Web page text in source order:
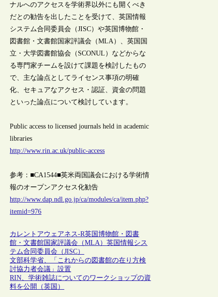
ナルへのアクセスを学術界以外にも開くべき
だとの勧告を出したことを受けて、英国情報
システム合同委員会（JISC）や英国博物館・
図書館・文書館国家評議会（MLA）、英国国
立・大学図書館協会（SCONUL）などからな
る専門家チームを設けて課題を検討したもの
で、主な論点としてライセンス事項の明確
化、セキュアなアクセス・認証、資金の問題
といった論点について検討しています。
Public access to licensed journals held in academic
libraries
http://www.rin.ac.uk/public-access
参考：■CA1544■英米両国議会における学術情
報のオープンアクセス化勧告
http://www.dap.ndl.go.jp/ca/modules/ca/item.php?
itemid=976
カレントアウェアネス-R英国博物館・図書
館・文書館国家評議会（MLA）英国情報シス
テム合同委員会（JISC）
文部科学省、「これからの図書館の在り方検
討協力者会議」設置
RIN、学術雑誌についてのワークショップの資
料を公開（英国）